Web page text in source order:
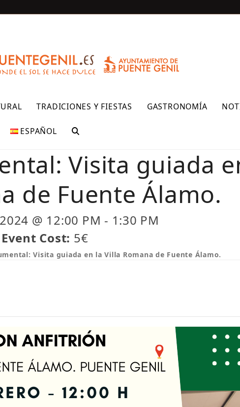
TRADICIONES Y FIESTAS GASTRONOMÍA
ESPAÑOL
Visita guiada
de Fuente Álamo.
@ 12:00 PM - 1:30 PM
Event Cost: 5€
Visita guiada en la Villa Romana de Fuente Álamo.